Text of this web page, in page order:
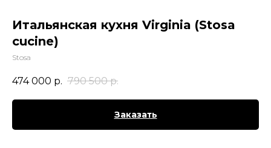
Итальянская кухня Virginia (Stosa
cucine)
Stosa
474 000 р. 790 500 р.
Заказать